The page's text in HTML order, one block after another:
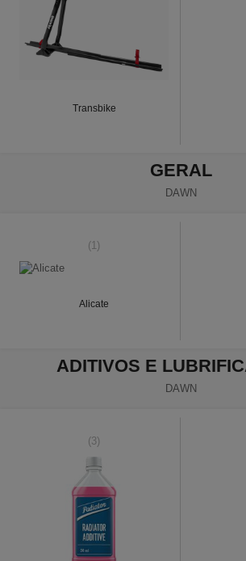
Transbike
GERAL
DAWN
(1)
Alicate
ADITIVOS E
DAWN
(3)